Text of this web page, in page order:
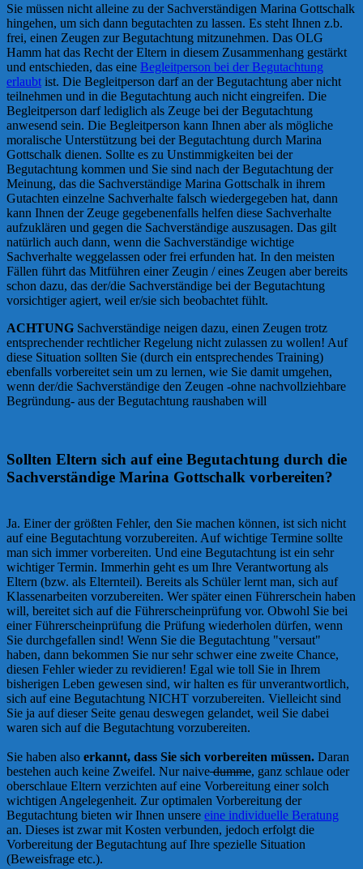
Sie müssen nicht alleine zu der Sachverständigen Marina Gottschalk
hingehen, um sich dann begutachten zu lassen. Es steht Ihnen z.b.
frei, einen Zeugen zur Begutachtung mitzunehmen. Das OLG
Hamm hat das Recht der Eltern in diesem Zusammenhang gestärkt
und entschieden, das eine Begleitperson bei der Begutachtung
erlaubt ist. Die Begleitperson darf an der Begutachtung aber nicht
teilnehmen und in die Begutachtung auch nicht eingreifen. Die
Begleitperson darf lediglich als Zeuge bei der Begutachtung
anwesend sein. Die Begleitperson kann Ihnen aber als mögliche
moralische Unterstützung bei der Begutachtung durch Marina
Gottschalk dienen. Sollte es zu Unstimmigkeiten bei der
Begutachtung kommen und Sie sind nach der Begutachtung der
Meinung, das die Sachverständige Marina Gottschalk in ihrem
Gutachten einzelne Sachverhalte falsch wiedergegeben hat, dann
kann Ihnen der Zeuge gegebenenfalls helfen diese Sachverhalte
aufzuklären und gegen die Sachverständige auszusagen. Das gilt
natürlich auch dann, wenn die Sachverständige wichtige
Sachverhalte weggelassen oder frei erfunden hat. In den meisten
Fällen führt das Mitführen einer Zeugin / eines Zeugen aber bereits
schon dazu, das der/die Sachverständige bei der Begutachtung
vorsichtiger agiert, weil er/sie sich beobachtet fühlt.
ACHTUNG Sachverständige neigen dazu, einen Zeugen trotz
entsprechender rechtlicher Regelung nicht zulassen zu wollen! Auf
diese Situation sollten Sie (durch ein entsprechendes Training)
ebenfalls vorbereitet sein um zu lernen, wie Sie damit umgehen,
wenn der/die Sachverständige den Zeugen -ohne nachvollziehbare
Begründung- aus der Begutachtung raushaben will
Sollten Eltern sich auf eine Begutachtung durch die
Sachverständige Marina Gottschalk vorbereiten?
Ja. Einer der größten Fehler, den Sie machen können, ist sich nicht
auf eine Begutachtung vorzubereiten. Auf wichtige Termine sollte
man sich immer vorbereiten. Und eine Begutachtung ist ein sehr
wichtiger Termin. Immerhin geht es um Ihre Verantwortung als
Eltern (bzw. als Elternteil). Bereits als Schüler lernt man, sich auf
Klassenarbeiten vorzubereiten. Wer später einen Führerschein haben
will, bereitet sich auf die Führerscheinprüfung vor. Obwohl Sie bei
einer Führerscheinprüfung die Prüfung wiederholen dürfen, wenn
Sie durchgefallen sind! Wenn Sie die Begutachtung "versaut"
haben, dann bekommen Sie nur sehr schwer eine zweite Chance,
diesen Fehler wieder zu revidieren! Egal wie toll Sie in Ihrem
bisherigen Leben gewesen sind, wir halten es für unverantwortlich,
sich auf eine Begutachtung NICHT vorzubereiten. Vielleicht sind
Sie ja auf dieser Seite genau deswegen gelandet, weil Sie dabei
waren sich auf die Begutachtung vorzubereiten.
Sie haben also erkannt, dass Sie sich vorbereiten müssen. Daran
bestehen auch keine Zweifel. Nur naivedumme, ganz schlaue oder
oberschlaue Eltern verzichten auf eine Vorbereitung einer solch
wichtigen Angelegenheit. Zur optimalen Vorbereitung der
Begutachtung bieten wir Ihnen unsere eine individuelle Beratung
an. Dieses ist zwar mit Kosten verbunden, jedoch erfolgt die
Vorbereitung der Begutachtung auf Ihre spezielle Situation
(Beweisfrage etc.).